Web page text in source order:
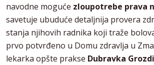
navodne moguće zloupotrebe prava
savetuje ubuduće detaljnija provera
stanja njihovih radnika koji traže
prvo potvrđeno u Domu zdravlja u
lekarka opšte prakse Dubravka